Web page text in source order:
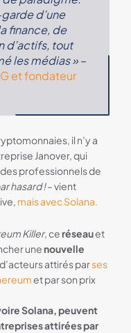
d’une
finance, de
d’actifs, tout
les médias »–
et fondateur
il n’y a
Janover, qui
professionnels de
hasard !– vient
mais avec Solana.
Killer, ce réseauet
une nouvelle
attirés parses
et par son prix
Solana, peuvent
attirées par